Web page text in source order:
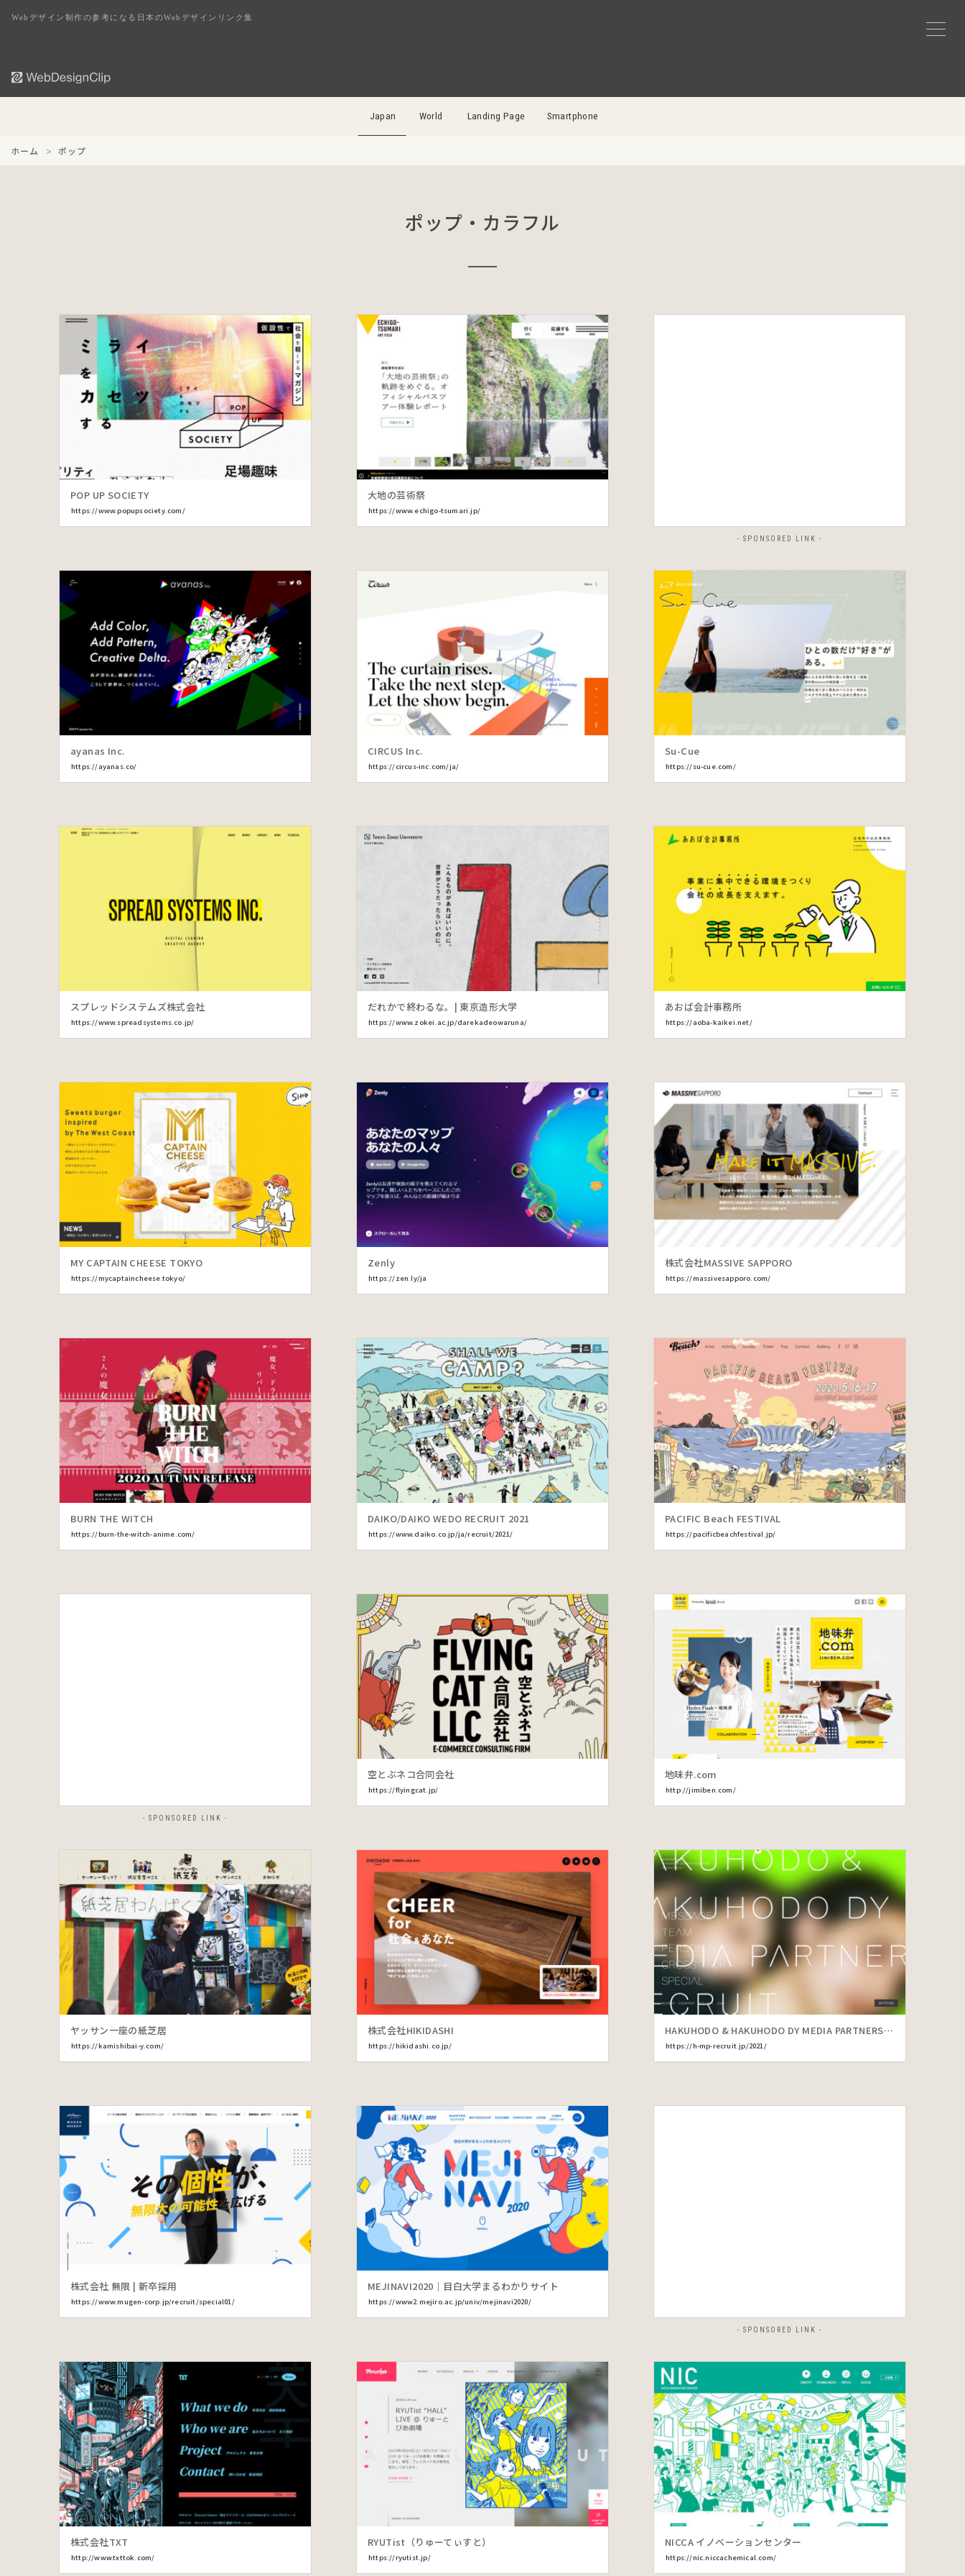
Webデザイン制作の参考になる日本のWebデザインリンク集
Japan World Landing Page Smartphone
ホーム ポップ
ポップ・カラフル
POP UP SOCIETY
https://www.popupsociety.com/
大地の芸術祭
https://www.echigo-tsumari.jp/
- SPONSORED LINK -
ayanas Inc.
https://ayanas.co/
CIRCUS Inc.
https://circus-inc.com/ja/
Su-Cue
https://su-cue.com/
スプレッドシステムズ株式会社
https://www.spreadsystems.co.jp/
だれかで終わるな。| 東京造形大学
https://www.zokei.ac.jp/darekadeowaruna/
あおば会計事務所
https://aoba-kaikei.net/
MY CAPTAIN CHEESE TOKYO
https://mycaptaincheese.tokyo/
Zenly
https://zen.ly/ja
株式会社MASSIVE SAPPORO
https://massivesapporo.com/
BURN THE WITCH
https://burn-the-witch-anime.com/
DAIKO/DAIKO WEDO RECRUIT 2021
https://www.daiko.co.jp/ja/recruit/2021/
PACIFIC Beach FESTIVAL
https://pacificbeachfestival.jp/
- SPONSORED LINK -
空とぶネコ合同会社
https://flyingcat.jp/
地味弁.com
http://jimiben.com/
ヤッサン一座の紙芝居
https://kamishibai-y.com/
株式会社HIKIDASHI
https://hikidashi.co.jp/
HAKUHODO & HAKUHODO DY MEDIA PARTNERS RECRUIT 2021
https://h-mp-recruit.jp/2021/
株式会社 無限 | 新卒採用
https://www.mugen-corp.jp/recruit/special01/
MEJINAVI2020｜目白大学まるわかりサイト
https://www2.mejiro.ac.jp/univ/mejinavi2020/
- SPONSORED LINK -
株式会社TXT
http://www.txttok.com/
RYUTist（りゅーてぃすと）
https://ryutist.jp/
NICCA イノベーションセンター
https://nic.niccachemical.com/